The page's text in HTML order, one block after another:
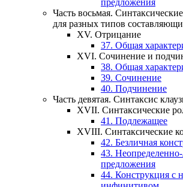
предложения
Часть восьмая.
для разных типов
XV. Отрицание
37. Общая
XVI. Сочинение и
38. Общая
39. Сочинение
40. Подчинение
Часть девятая. Синтаксис
XVII. Синтаксические
41. Подлежащее
XVIII. Синтаксические
42. Безличная
43.
предложения
44. Конструкция с